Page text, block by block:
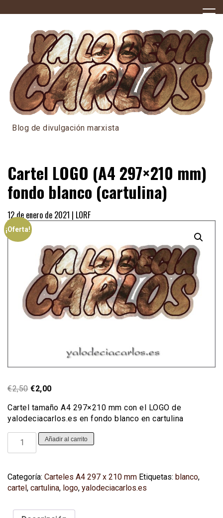
to
Blog de divulgación marxista
Cartel LOGO (A4 297×210 mm)
fondo blanco (cartulina)
12 de enero de 2021 | LORF
¡Oferta!
€2,50 El
original
era:
€2,50.
€2,00El
actual
es:
€2,00.
Cartel tamaño A4 297×210 mm con el LOGO de
yalodeciacarlos.es en fondo blanco en cartulina
Cartel
LOGO
mm)
fondo
(cartulina)
Añadir al carrito
Categoría: Carteles A4 297 x 210 mm Etiquetas: blanco,
cartel , cartulina, logo, yalodeciacarlos.es